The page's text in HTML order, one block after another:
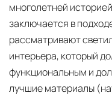
многолетней
заключается в
рассматривают
интерьера, который
функциональным и
лучшие материалы